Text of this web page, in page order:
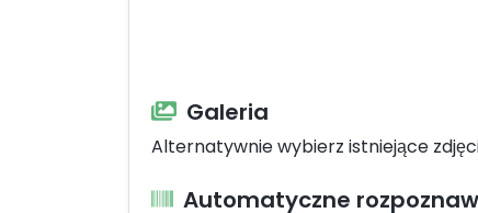
Galeria
Alternatywnie wybierz istniejące
Automatyczne